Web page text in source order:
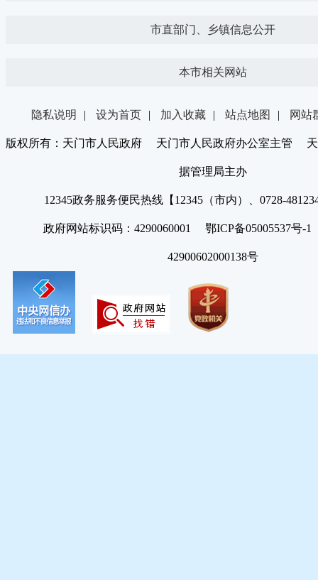
市直部门、乡镇信息公开
本市相关网站
隐私说明 | 设为首页 | 加入收藏 | 站点地图 | 网站
版权所有：天门市人民政府 天门市人民政府办公室主管 天
据管理局主办
12345政务服务便民热线【12345（市内）、0728-
政府网站标识码：4290060001 鄂ICP备05005537号
42900602000138号